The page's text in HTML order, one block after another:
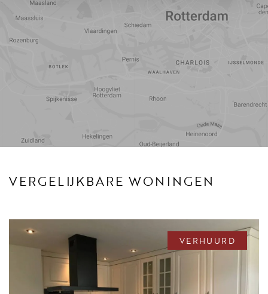
Voorzieningen
VERGELIJKBARE WONINGEN
VERHUURD